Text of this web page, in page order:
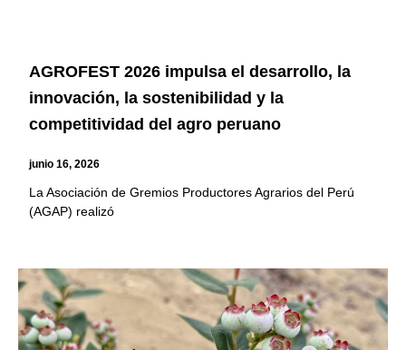
AGROFEST 2026 impulsa el desarrollo, la
innovación, la sostenibilidad y la
competitividad del agro peruano
junio 16, 2026
La Asociación de Gremios Productores Agrarios del Perú
(AGAP) realizó